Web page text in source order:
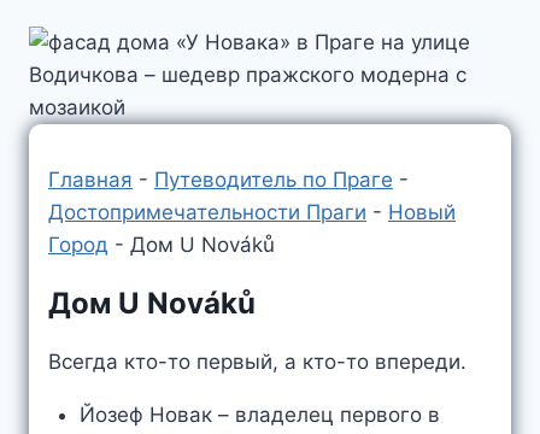
Главная - Путеводитель по Праге -
Достопримечательности Праги - Новый
Город - Дом U Nováků
Дом U Nováků
Всегда кто-то первый, а кто-то впереди.
Йозеф Новак – владелец первого в